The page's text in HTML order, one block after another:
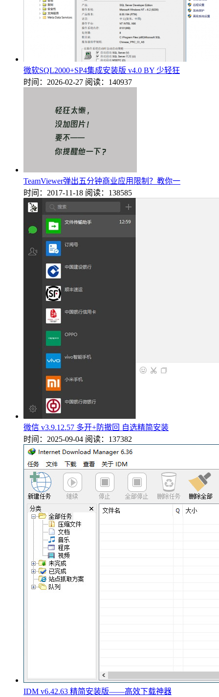
微软SQL2000+SP4集成安装版 v4.0 BY 少轻狂
时间：2026-02-27 阅读：140937
TeamViewer弹出五分钟商业应用限制？教你一
时间：2017-11-18 阅读：138585
微信 v3.9.12.57 多开+防撤回 自选精简安装
时间：2025-09-04 阅读：137382
IDM v6.42.63 精简安装版——高效下载神器